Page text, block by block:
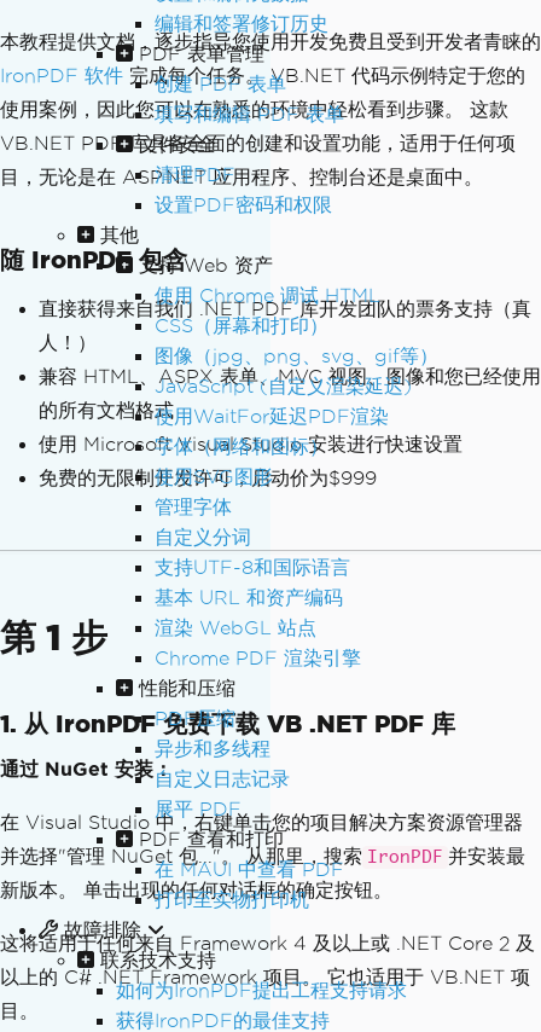
编辑和签署修订历史
PDF 表单管理
创建 PDF 表单
填写和编辑 PDF 表单
文件安全
清理PDF
设置PDF密码和权限
其他
支持 Web 资产
使用 Chrome 调试 HTML
CSS（屏幕和打印）
图像（jpg、png、svg、gif等）
JavaScript (自定义渲染延迟)
使用WaitFor延迟PDF渲染
字体（网络和图标）
使用SVG图形
管理字体
自定义分词
支持UTF-8和国际语言
基本 URL 和资产编码
渲染 WebGL 站点
Chrome PDF 渲染引擎
性能和压缩
PDF压缩
异步和多线程
自定义日志记录
展平 PDF
PDF 查看和打印
在 MAUI 中查看 PDF
打印至实物打印机
故障排除
联系技术支持
如何为IronPDF提出工程支持请求
获得IronPDF的最佳支持
本教程提供文档，逐步指导您使用开发免费且受到开发者青睐的
IronPDF 软件 完成每个任务。 VB.NET 代码示例特定于您的
使用案例，因此您可以在熟悉的环境中轻松看到步骤。 这款
VB.NET PDF 库具备全面的创建和设置功能，适用于任何项
目，无论是在 ASP.NET 应用程序、控制台还是桌面中。
随 IronPDF 包含
直接获得来自我们 .NET PDF 库开发团队的票务支持（真
人！）
兼容 HTML、ASPX 表单、MVC 视图、图像和您已经使用
的所有文档格式
使用 Microsoft Visual Studio 安装进行快速设置
免费的无限制开发许可，启动价为$999
第 1 步
1. 从 IronPDF 免费下载 VB .NET PDF 库
通过 NuGet 安装：
在 Visual Studio 中，右键单击您的项目解决方案资源管理器
并选择"管理 NuGet 包..."。 从那里，搜索
IronPDF 并安装最
新版本。 单击出现的任何对话框的确定按钮。
这将适用于任何来自 Framework 4 及以上或 .NET Core 2 及
以上的 C# .NET Framework 项目。 它也适用于 VB.NET 项
目。